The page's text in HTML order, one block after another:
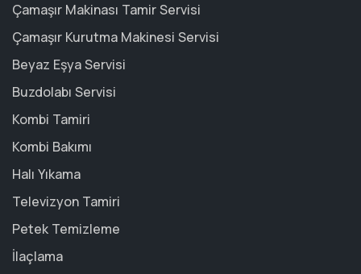
Çamaşır Makinası Tamir Servisi
Çamaşır Kurutma Makinesi Servisi
Beyaz Eşya Servisi
Buzdolabı Servisi
Kombi Tamiri
Kombi Bakımı
Halı Yıkama
Televizyon Tamiri
Petek Temizleme
İlaçlama